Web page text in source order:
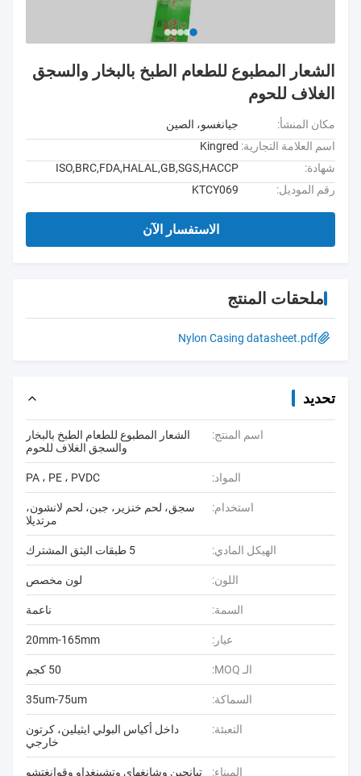
الشعار المطبوع للطعام الطبخ بالبخار والسجق
الغلاف للحوم
مكان المنشأ:
جيانغسو، الصين
اسم العلامة التجارية: Kingred
شهادة:
ISO,BRC,FDA,HALAL,GB,SGS,HACCP
رقم الموديل:
KTCY069
الاستفسار الآن
ملحقات المنتج
Nylon Casing datasheet.pdf
تحديد
اسم المنتج:
الشعار المطبوع للطعام الطبخ بالبخار
والسجق الغلاف للحوم
المواد: PA ، PE ، PVDC
استخدام:
سجق، لحم خنزير، جبن، لحم لانشون،
مرتديلا
الهيكل المادي: 5 طبقات البثق المشترك
اللون: لون مخصص
السمة: ناعمة
عيار: 20mm-165mm
الـ MOQ: 50 كجم
السماكة: 35um-75um
التعبئة:
داخل أكياس البولي ايثيلين، كرتون
خارجي
الميناء: تيانجين وشانغهاي وتشينغداو وقوانغتشو